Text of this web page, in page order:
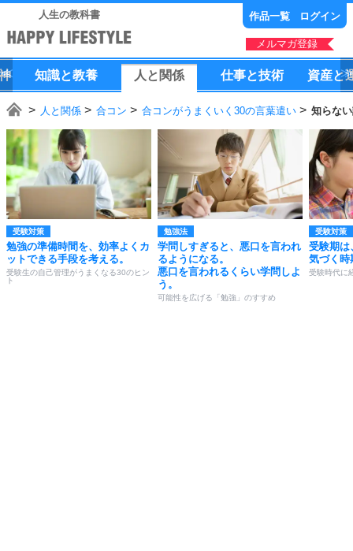
人生の教科書 作品一覧 ログイン
メルマガ登録
知識と教養 人 と 関係 仕事と技術 資産と
人と関係 合コン 合コンがうまくいく30の言葉遣い 知らな
受験対策
勉強の準備時間を、効率よくカ
ットできる手段を考える。
受験生の自己管理がうまくなる30のヒン
ト
勉強法
学問しすぎると、悪口を言われ
るようになる。
悪口を言われるくらい学問しよ
う。
可能性を広げる「勉強」のすすめ
受験対策
受験期は
気づく時
受験時代に